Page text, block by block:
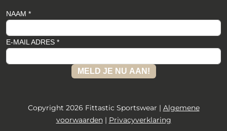
NAAM *
E-MAIL ADRES *
MELD JE NU AAN!
Copyright 2026 Fittastic Sportswear | Algemene
voorwaarden| Privacyverklaring